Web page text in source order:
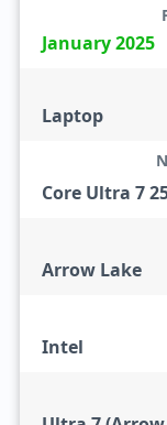
January 2025
Laptop
Core Ultra 7
Arrow Lake
Intel